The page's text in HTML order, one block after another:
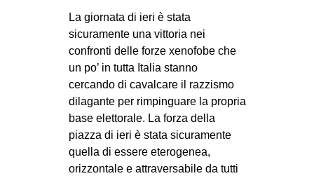
MILANO
MOBILITAZIONI
SPAZI
SPORT POPOLARE
MOVIMENTI
AMBIENTE
ANTIFASCISMO
La giornata di ieri è stata
sicuramente una vittoria nei
confronti delle forze xenofobe che
un po’ in tutta Italia stanno
cercando di cavalcare il razzismo
dilagante per rimpinguare la propria
base elettorale. La forza della
piazza di ieri è stata sicuramente
quella di essere eterogenea,
orizzontale e attraversabile da tutti